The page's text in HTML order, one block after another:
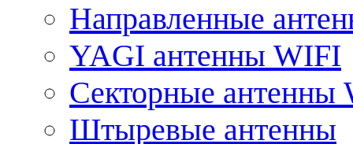
Направленные
YAGI антенны WIFI
Секторные антенны
Штыревые антенны